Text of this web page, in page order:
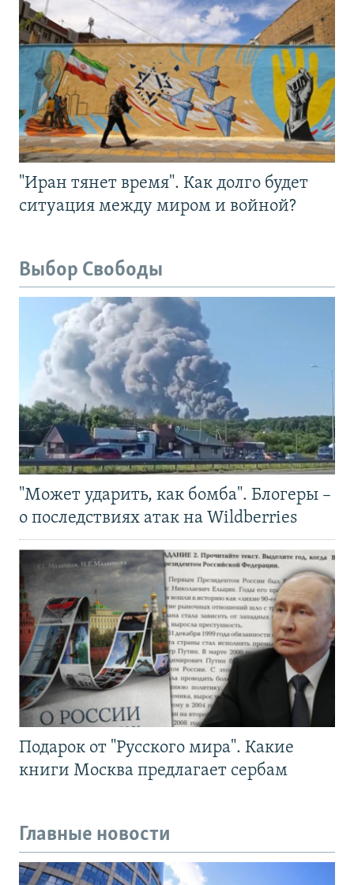
"Иран тянет время". Как долго будет
ситуация между миром и войной?
Выбор Свободы
"Может ударить, как бомба". Блогеры –
о последствиях атак на Wildberries
Подарок от "Русского мира". Какие
книги Москва предлагает сербам
Главные новости